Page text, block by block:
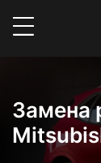
Замена